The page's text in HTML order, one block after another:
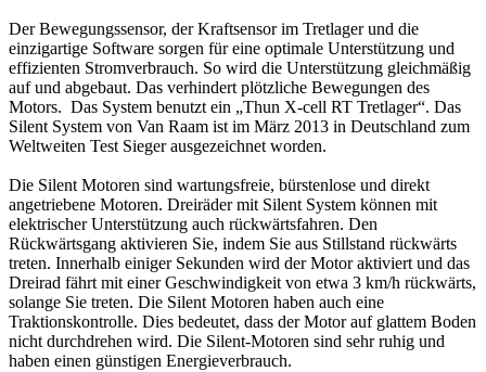
Der Bewegungssensor, der Kraftsensor im Tretlager und die
einzigartige Software sorgen für eine optimale Unterstützung und
effizienten Stromverbrauch. So wird die Unterstützung gleichmäßig
auf und abgebaut. Das verhindert plötzliche Bewegungen des
Motors. Das System benutzt ein „Thun X-cell RT Tretlager“. Das
Silent System von Van Raam ist im März 2013 in Deutschland zum
Weltweiten Test Sieger ausgezeichnet worden.
Die Silent Motoren sind wartungsfreie, bürstenlose und direkt
angetriebene Motoren. Dreiräder mit Silent System können mit
elektrischer Unterstützung auch rückwärtsfahren. Den
Rückwärtsgang aktivieren Sie, indem Sie aus Stillstand rückwärts
treten. Innerhalb einiger Sekunden wird der Motor aktiviert und das
Dreirad fährt mit einer Geschwindigkeit von etwa 3 km/h rückwärts,
solange Sie treten. Die Silent Motoren haben auch eine
Traktionskontrolle. Dies bedeutet, dass der Motor auf glattem Boden
nicht durchdrehen wird. Die Silent-Motoren sind sehr ruhig und
haben einen günstigen Energieverbrauch.